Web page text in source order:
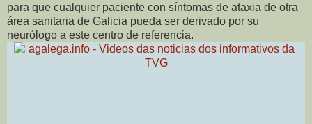
para que cualquier paciente con síntomas de ataxia de otra
área sanitaria de Galicia pueda ser derivado por su
neurólogo a este centro de referencia.